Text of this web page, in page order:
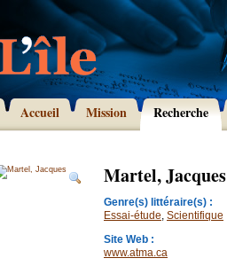
Accueil Mission Recherche
Martel, Jacques
Genre(s) littéraire(s) :
Essai-étude, Scientifique
Site Web :
www.atma.ca